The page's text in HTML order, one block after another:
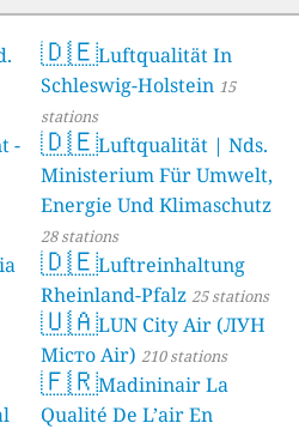
-
🇩🇪Luftqualität In
Schleswig-Holstein 15
stations
🇩🇪Luftqualität | Nds.
Ministerium Für Umwelt,
Energie Und Klimaschutz
28 stations
🇩🇪Luftreinhaltung
Rheinland-Pfalz 25 stations
🇺🇦LUN City Air (ЛУН
Місто Air) 210 stations
🇫🇷Madininair La
Qualité De L’air En